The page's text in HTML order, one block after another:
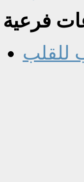
فرعية
للقلب